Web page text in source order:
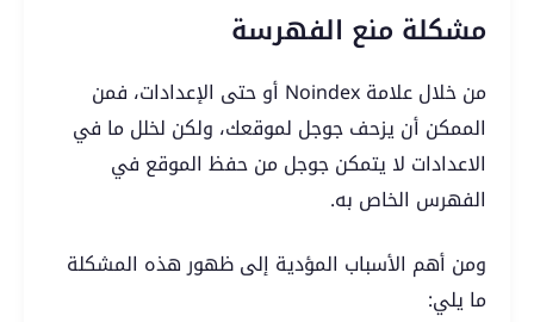
مشكلة منع الفهرسة
من خلال علامة Noindex أو حتى الإعدادات، فمن
الممكن أن يزحف جوجل لموقعك، ولكن لخلل ما في
الاعدادات لا يتمكن جوجل من حفظ الموقع في
الفهرس الخاص به.
ومن أهم الأسباب المؤدية إلى ظهور هذه المشكلة
ما يلي: